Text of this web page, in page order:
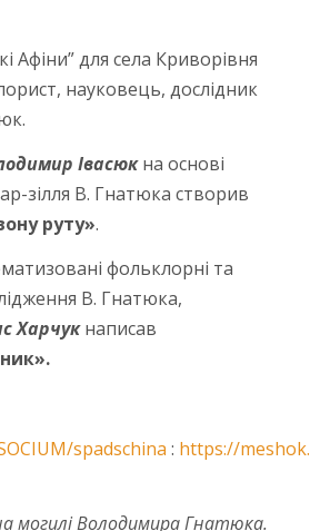
Афіни” для села Криворівня
науковець, дослідник
Іва­сюкна основі
зілля В. Гнатюка створив
руту».
фольклорні та
В. Гна­тюка,
Харчукнаписав
spadschina : https://meshok.
могилі Володимира Гнатюка.